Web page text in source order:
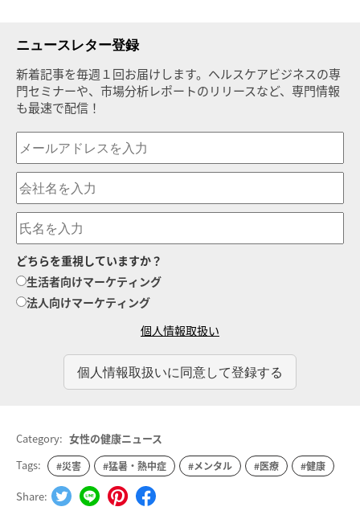
ニュースレター登録
新着記事を毎週１回お届けします。ヘルスケアビジネスの専
門セミナーや、市場分析レポートのリリースなど、専門情報
も最速で配信！
どちらを重視していますか？
生活者向けマーケティング
法人向けマーケティング
個人情報取扱い
Category: 女性の健康ニュース
Tags:
#災害 #猛暑・熱中症 #メンタル #医療 #健康
Share: